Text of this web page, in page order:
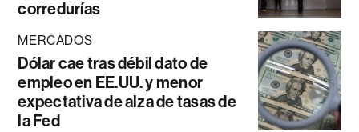
corredurías
MERCADOS
Dólar cae tras débil dato de
empleo en EE.UU. y menor
expectativa de alza de tasas de
la Fed